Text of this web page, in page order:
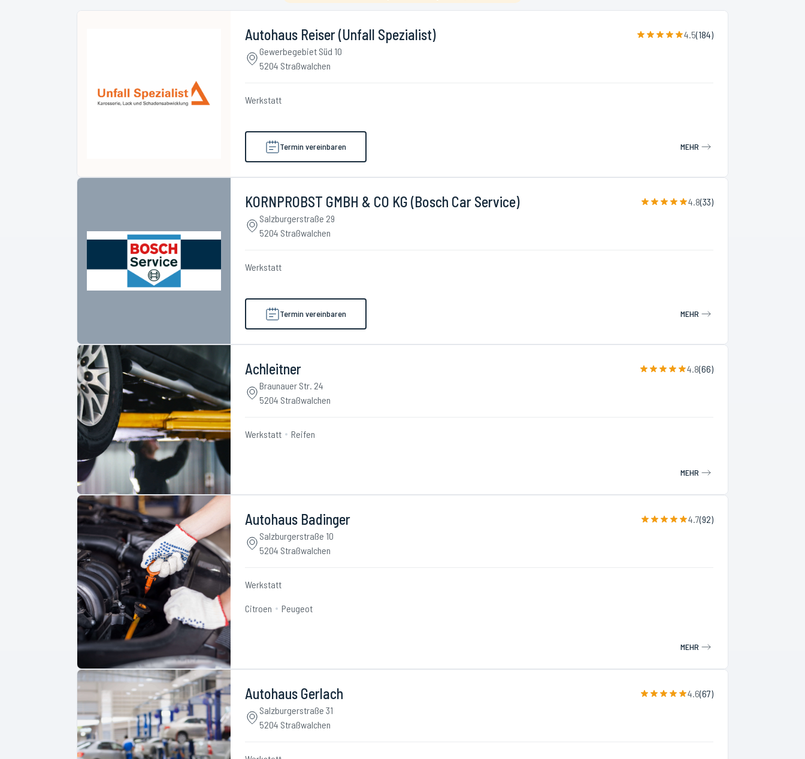
Autohaus Reiser (Unfall Spezialist) 4.5(184)
Gewerbegebiet Süd 10
5204 Straßwalchen
Werkstatt
Termin vereinbaren MEHR
KORNPROBST GMBH & CO KG (Bosch Car Service) 4.8(33)
Salzburgerstraße 29
5204 Straßwalchen
Werkstatt
Termin vereinbaren MEHR
Achleitner 4.8(66)
Braunauer Str. 24
5204 Straßwalchen
Werkstatt Reifen
MEHR
Autohaus Badinger 4.7(92)
Salzburgerstraße 10
5204 Straßwalchen
Werkstatt
Citroen Peugeot
MEHR
Autohaus Gerlach 4.6(67)
Salzburgerstraße 31
5204 Straßwalchen